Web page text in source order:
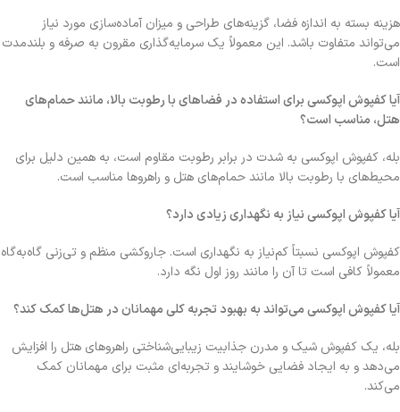
هزینه بسته به اندازه فضا، گزینه‌های طراحی و میزان آماده‌سازی مورد نیاز
می‌تواند متفاوت باشد. این معمولاً یک سرمایه‌گذاری مقرون به صرفه و بلندمدت
است.
آیا کفپوش اپوکسی برای استفاده در فضاهای با رطوبت بالا، مانند حمام‌های
هتل، مناسب است؟
بله، کفپوش اپوکسی به شدت در برابر رطوبت مقاوم است، به همین دلیل برای
محیط‌های با رطوبت بالا مانند حمام‌های هتل و راهروها مناسب است.
آیا کفپوش اپوکسی نیاز به نگهداری زیادی دارد؟
کفپوش اپوکسی نسبتاً کم‌نیاز به نگهداری است. جاروکشی منظم و تی‌زنی گاه‌به‌گاه
معمولاً کافی است تا آن را مانند روز اول نگه دارد.
آیا کفپوش اپوکسی می‌تواند به بهبود تجربه کلی مهمانان در هتل‌ها کمک کند؟
بله، یک کفپوش شیک و مدرن جذابیت زیبایی‌شناختی راهروهای هتل را افزایش
می‌دهد و به ایجاد فضایی خوشایند و تجربه‌ای مثبت برای مهمانان کمک
می‌کند.